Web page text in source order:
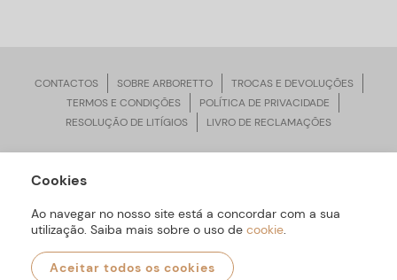
CONTACTOS SOBRE ARBORETTO
TROCAS E DEVOLUÇÕES
TERMOS E CONDIÇÕES
POLÍTICA DE PRIVACIDADE
RESOLUÇÃO DE LITÍGIOS
LIVRO DE RECLAMAÇÕES
ARBORETTO © Todos os Direitos Reservados | Desenvolvido por
Cookies
Ao navegar no nosso site está a concordar com a sua
utilização. Saiba mais sobre o uso de cookie.
Aceitar todos os cookies